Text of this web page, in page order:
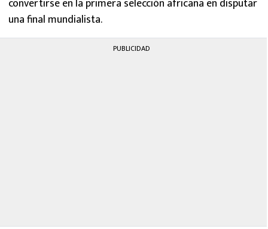
una final mundialista.
PUBLICIDAD